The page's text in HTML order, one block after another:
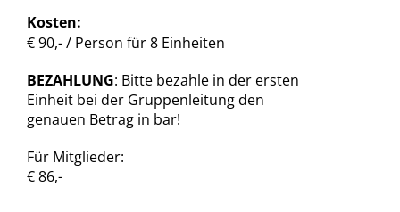
Kosten:
€ 90,- / Person für 8 Einheiten
BEZAHLUNG: Bitte bezahle in der ersten
Einheit bei der Gruppenleitung den
genauen Betrag in bar!
Für Mitglieder:
€ 86,-